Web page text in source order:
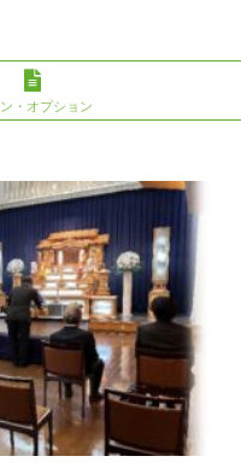
愛へ。その他エリアのご相談
・オプション